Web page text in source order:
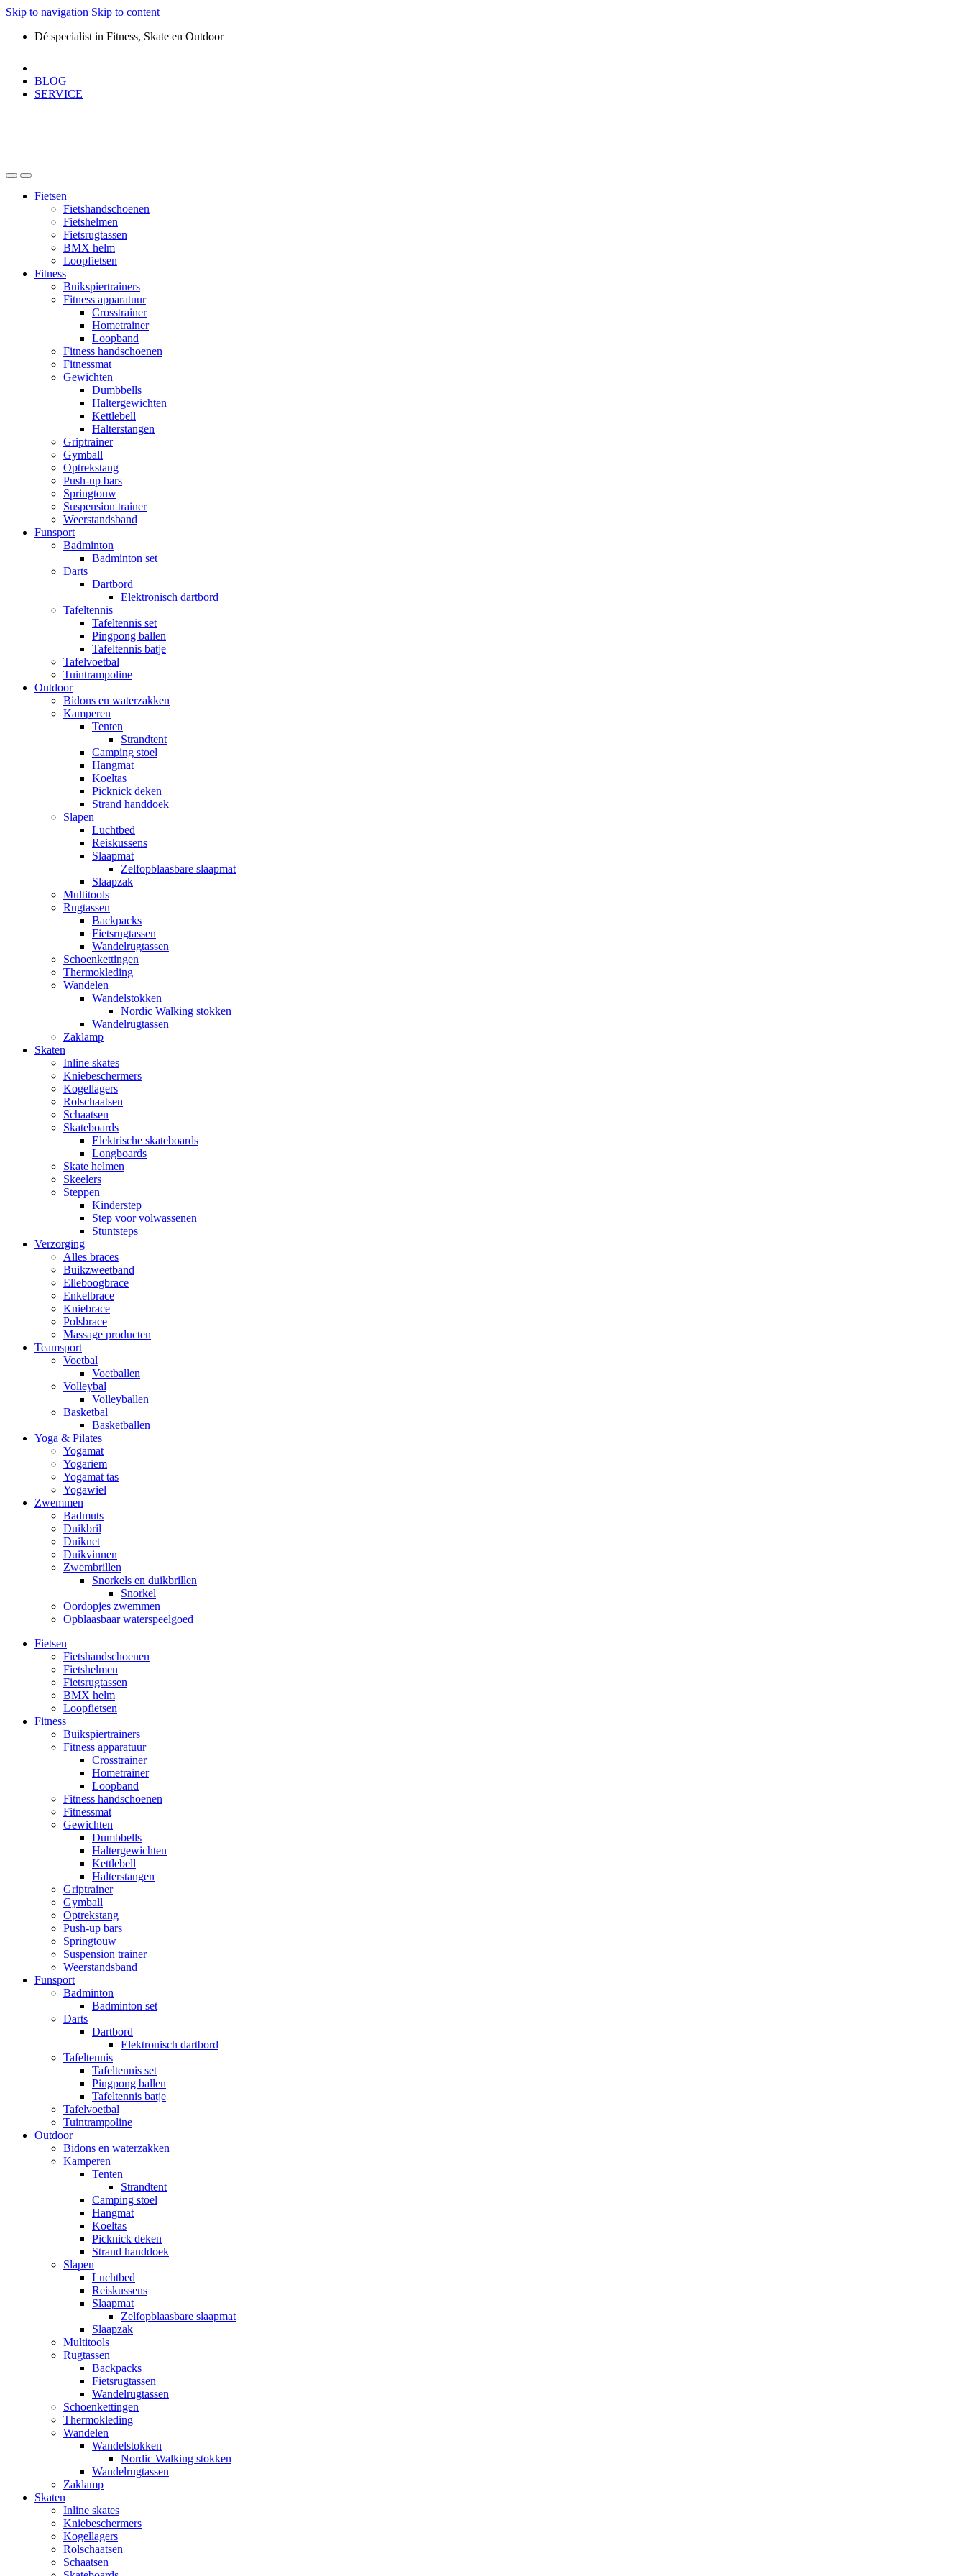
Skip to navigation Skip to content
Dé specialist in Fitness, Skate en Outdoor
BLOG
SERVICE
Fietsen
Fietshandschoenen
Fietshelmen
Fietsrugtassen
BMX helm
Loopfietsen
Fitness
Buikspiertrainers
Fitness apparatuur
Crosstrainer
Hometrainer
Loopband
Fitness handschoenen
Fitnessmat
Gewichten
Dumbbells
Haltergewichten
Kettlebell
Halterstangen
Griptrainer
Gymball
Optrekstang
Push-up bars
Springtouw
Suspension trainer
Weerstandsband
Funsport
Badminton
Badminton set
Darts
Dartbord
Elektronisch dartbord
Tafeltennis
Tafeltennis set
Pingpong ballen
Tafeltennis batje
Tafelvoetbal
Tuintrampoline
Outdoor
Bidons en waterzakken
Kamperen
Tenten
Strandtent
Camping stoel
Hangmat
Koeltas
Picknick deken
Strand handdoek
Slapen
Luchtbed
Reiskussens
Slaapmat
Zelfopblaasbare slaapmat
Slaapzak
Multitools
Rugtassen
Backpacks
Fietsrugtassen
Wandelrugtassen
Schoenkettingen
Thermokleding
Wandelen
Wandelstokken
Nordic Walking stokken
Wandelrugtassen
Zaklamp
Skaten
Inline skates
Kniebeschermers
Kogellagers
Rolschaatsen
Schaatsen
Skateboards
Elektrische skateboards
Longboards
Skate helmen
Skeelers
Steppen
Kinderstep
Step voor volwassenen
Stuntsteps
Verzorging
Alles braces
Buikzweetband
Elleboogbrace
Enkelbrace
Kniebrace
Polsbrace
Massage producten
Teamsport
Voetbal
Voetballen
Volleybal
Volleyballen
Basketbal
Basketballen
Yoga & Pilates
Yogamat
Yogariem
Yogamat tas
Yogawiel
Zwemmen
Badmuts
Duikbril
Duiknet
Duikvinnen
Zwembrillen
Snorkels en duikbrillen
Snorkel
Oordopjes zwemmen
Opblaasbaar waterspeelgoed
Fietsen
Fietshandschoenen
Fietshelmen
Fietsrugtassen
BMX helm
Loopfietsen
Fitness
Buikspiertrainers
Fitness apparatuur
Crosstrainer
Hometrainer
Loopband
Fitness handschoenen
Fitnessmat
Gewichten
Dumbbells
Haltergewichten
Kettlebell
Halterstangen
Griptrainer
Gymball
Optrekstang
Push-up bars
Springtouw
Suspension trainer
Weerstandsband
Funsport
Badminton
Badminton set
Darts
Dartbord
Elektronisch dartbord
Tafeltennis
Tafeltennis set
Pingpong ballen
Tafeltennis batje
Tafelvoetbal
Tuintrampoline
Outdoor
Bidons en waterzakken
Kamperen
Tenten
Strandtent
Camping stoel
Hangmat
Koeltas
Picknick deken
Strand handdoek
Slapen
Luchtbed
Reiskussens
Slaapmat
Zelfopblaasbare slaapmat
Slaapzak
Multitools
Rugtassen
Backpacks
Fietsrugtassen
Wandelrugtassen
Schoenkettingen
Thermokleding
Wandelen
Wandelstokken
Nordic Walking stokken
Wandelrugtassen
Zaklamp
Skaten
Inline skates
Kniebeschermers
Kogellagers
Rolschaatsen
Schaatsen